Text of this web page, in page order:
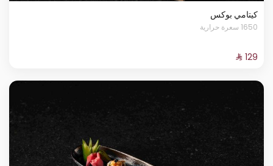
كيتامي بوكس
1650 سعرة حرارية